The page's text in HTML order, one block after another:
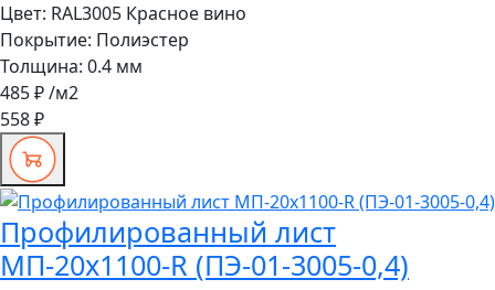
Цвет: RAL3005 Красное вино
Покрытие: Полиэстер
Толщина: 0.4 мм
485 ₽/м2
558 ₽
Профилированный лист
МП-20x1100-R (ПЭ-01-3005-0,4)